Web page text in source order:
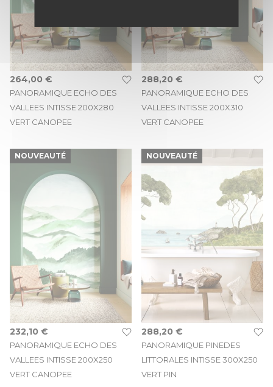
PANORAMIQUE ECHO DES
VALLEES INTISSE 200X280
VERT CANOPEE
264,00 €
PANORAMIQUE ECHO DES
VALLEES INTISSE 200X310
VERT CANOPEE
288,20 €
NOUVEAUTÉ
PANORAMIQUE ECHO DES
VALLEES INTISSE 200X250
VERT CANOPEE
232,10 €
NOUVEAUTÉ
PANORAMIQUE PINEDES
LITTORALES INTISSE 300X250
VERT PIN
288,20 €